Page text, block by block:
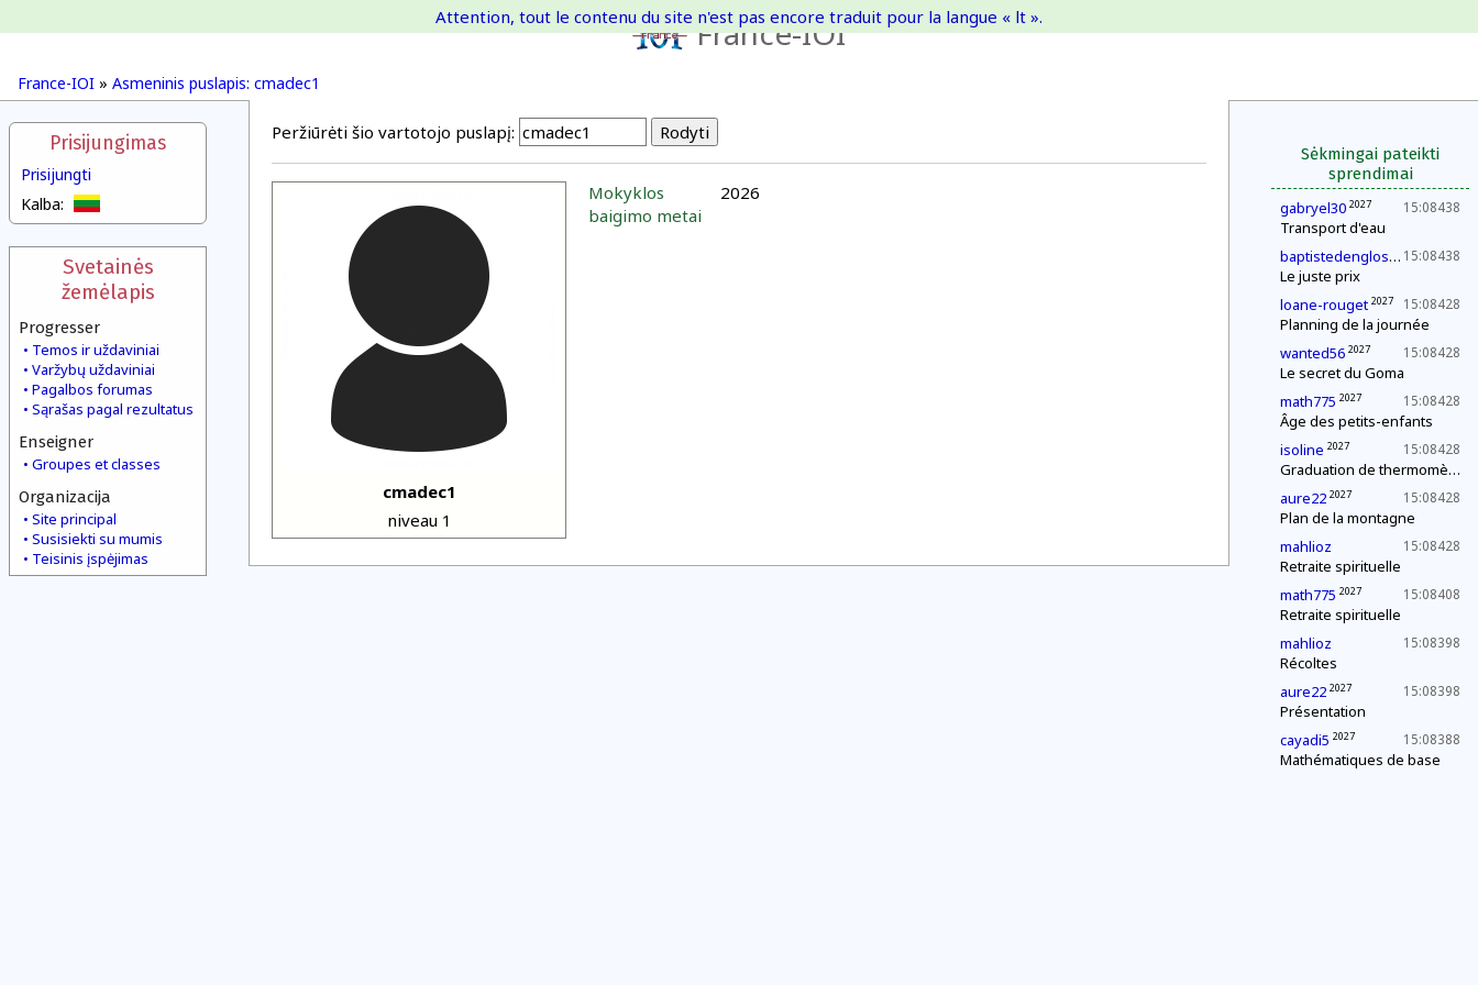
France-IOI
France-IOI » Asmeninis puslapis: cmadec1
Attention, tout le contenu du site n'est pas encore traduit pour la langue « lt ».
Prisijungimas
Prisijungti
Kalba:
Svetainės
žemėlapis
Progresser
Temos ir uždaviniai
Varžybų uždaviniai
Pagalbos forumas
Sąrašas pagal rezultatus
Enseigner
Groupes et classes
Organizacija
Site principal
Susisiekti su mumis
Teisinis įspėjimas
Sėkmingai pateikti
sprendimai
15:08438
gabryel30 2027
Transport d'eau
15:08438
baptistedenglos2027
Le juste prix
15:08428
loane-rouget 2027
Planning de la journée
15:08428
wanted56 2027
Le secret du Goma
15:08428
math775 2027
Âge des petits-enfants
15:08428
isoline 2027
Graduation de thermomètres
15:08428
aure22 2027
Plan de la montagne
15:08428
mahlioz
Retraite spirituelle
15:08408
math775 2027
Retraite spirituelle
15:08398
mahlioz
Récoltes
15:08398
aure22 2027
Présentation
15:08388
cayadi5 2027
Mathématiques de base
Peržiūrėti šio vartotojo puslapį:
cmadec1
niveau 1
Mokyklos
baigimo metai
2026